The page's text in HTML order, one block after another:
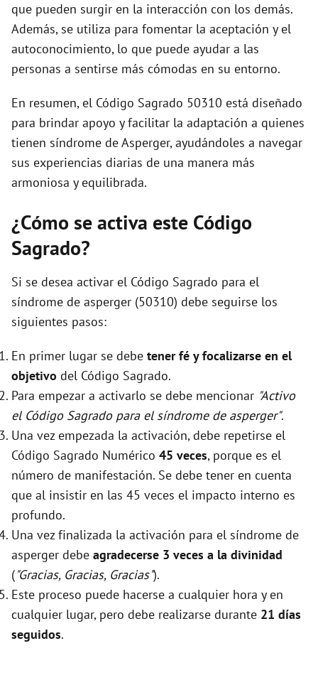
que pueden surgir en la interacción con los demás.
Además, se utiliza para fomentar la aceptación y el
autoconocimiento, lo que puede ayudar a las
personas a sentirse más cómodas en su entorno.
En resumen, el Código Sagrado 50310 está diseñado
para brindar apoyo y facilitar la adaptación a quienes
tienen síndrome de Asperger, ayudándoles a navegar
sus experiencias diarias de una manera más
armoniosa y equilibrada.
¿Cómo se activa este Código
Sagrado?
Si se desea activar el Código Sagrado para el
síndrome de asperger (50310) debe seguirse los
siguientes pasos:
En primer lugar se debe tener fé y focalizarse en el
objetivo del Código Sagrado.
Para empezar a activarlo se debe mencionar "Activo
el Código Sagrado para el síndrome de asperger".
Una vez empezada la activación, debe repetirse el
Código Sagrado Numérico 45 veces, porque es el
número de manifestación. Se debe tener en cuenta
que al insistir en las 45 veces el impacto interno es
profundo.
Una vez finalizada la activación para el síndrome de
asperger debe agradecerse 3 veces a la divinidad
("Gracias, Gracias, Gracias").
Este proceso puede hacerse a cualquier hora y en
cualquier lugar, pero debe realizarse durante 21 días
seguidos.